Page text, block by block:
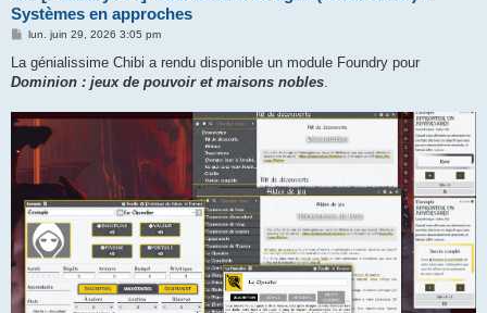
Systèmes en approches
M
s
a
e
lun. juin 29, 2026 3:05 pm
La génialissime Chibi a rendu disponible un module Foundry pour
Dominion : jeux de pouvoir et maisons nobles.